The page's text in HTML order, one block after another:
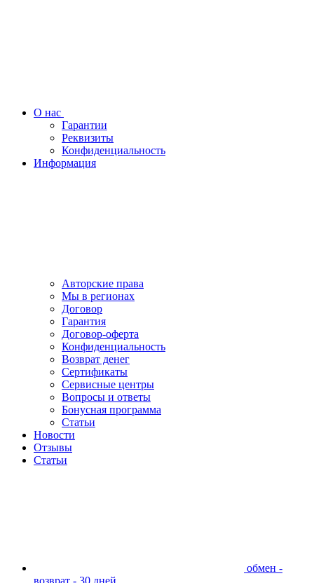
О нас
Гарантии
Реквизиты
Конфиденциальность
Информация
Авторские права
Мы в регионах
Договор
Гарантия
Договор-оферта
Конфиденциальность
Возврат денег
Сертификаты
Сервисные центры
Вопросы и ответы
Бонусная программа
Статьи
Новости
Отзывы
Статьи
обмен -
возврат - 30 дней